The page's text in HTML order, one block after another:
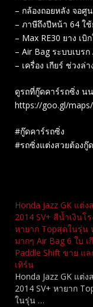
– กล้องถอยหลัง จอศู
– ภาษีถึงปีหน้า 64 ใช้
– Max RE30 ยาง เบิ
– Air Bag​ ระบบเบรก​
– เครื่อง เกียร์ ช่วงล่
ดูรถที่กู๊ดคาร์รถซิ่ง น
https://goo.gl/maps/
#กู๊ดคาร์รถซิ่ง
#รถซิ่งแต่งสวยต้องกู๊
Honda Jazz GK แต่ง
2014 SV+ สีน้ำเงินโ
หายาก Topสุดในรุ่น
มากๆ Air Bag 6 ใบ เ
Paddle Shift ขาย แล
เทิร์น
Honda Jazz GK แต่ง
2014 SV+ หายาก
ในรุ่น …